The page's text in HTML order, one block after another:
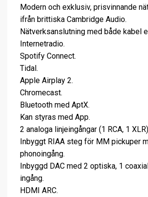
Modern och exklusiv, prisvinnande
ifrån brittiska Cambridge Audio.
Nätverksanslutning med både kabel
Internetradio.
Spotify Connect.
Tidal.
Apple Airplay 2.
Chromecast.
Bluetooth med AptX.
Kan styras med App.
2 analoga linjeingångar (1 RCA, 1
Inbyggt RIAA steg för MM pickuper
phonoingång.
Inbyggd DAC med 2 optiska, 1
ingång.
HDMI ARC.